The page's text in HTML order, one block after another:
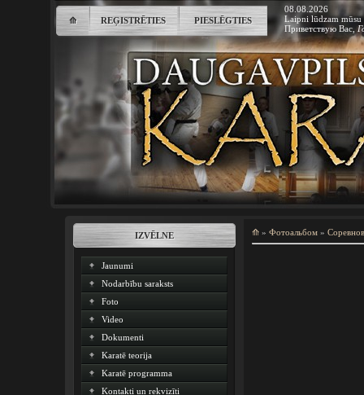
⟰ REĢISTRĒTIES PIESLĒGTIES
08.08.2026
Laipni lūdzam mūsu
Приветствую Вас ,
IZVĒLNE
Jaunumi
Nodarbību saraksts
Foto
Video
Dokumenti
Karatē teorija
Karatē programma
Kontakti un rekvizīti
⟰ » Фотоальбом »